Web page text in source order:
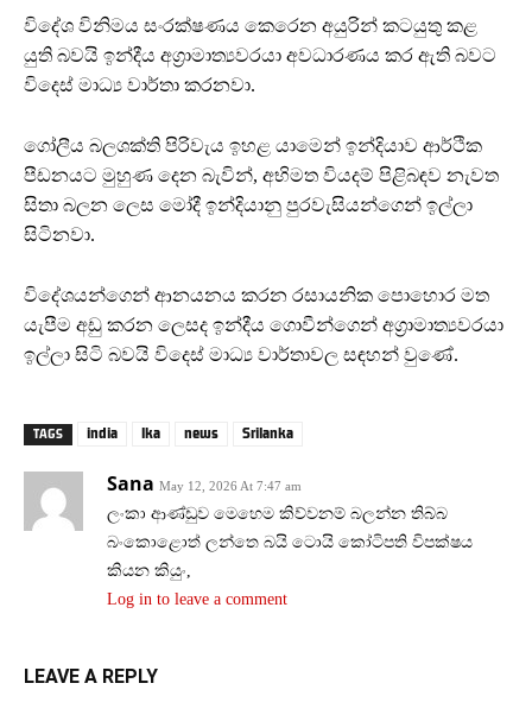
විදේශ විනිමය සංරක්ෂණය කෙරෙන අයුරින් කටයුතු කළ
යුති බවයි ඉන්දීය අග්‍රාමාත්‍යවරයා අවධාරණය කර ඇති බවට
විදෙස් මාධ්‍ය වාර්තා කරනවා.
ගෝලීය බලශක්ති පිරිවැය ඉහළ යාමෙන් ඉන්දියාව ආර්ථික
පීඩනයට මුහුණ දෙන බැවින්, අභිමත වියදම් පිළිබඳව නැවත
සිතා බලන ලෙස මෝදී ඉන්දියානු පුරවැසියන්ගෙන් ඉල්ලා
සිටිනවා.
විදේශයන්ගෙන් ආනයනය කරන රසායනික පොහොර මත
යැපීම අඩු කරන ලෙසද ඉන්දීය ගොවීන්ගෙන් අග්‍රාමාත්‍යවරයා
ඉල්ලා සිටි බවයි විදෙස් මාධ්‍ය වාර්තාවල සඳහන් වුණේ.
TAGS india lka news Srilanka
Sana May 12, 2026 At 7:47 am
ලංකා ආණ්ඩුව මෙහෙම කිව්වනම් බලන්න තිබ්බ
බංකොළොත් ලන්තෙ බයි ටොයි කෝටිපති විපක්ෂය
කියන කියුං,
Log in to leave a comment
LEAVE A REPLY